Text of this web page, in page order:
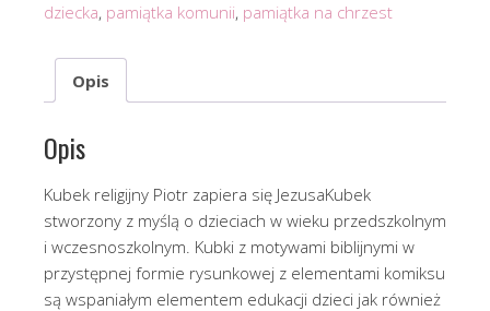
dziecka, pamiątka komunii, pamiątka na chrzest
Opis
Opis
Kubek religijny Piotr zapiera się JezusaKubek
stworzony z myślą o dzieciach w wieku przedszkolnym
i wczesnoszkolnym. Kubki z motywami biblijnymi w
przystępnej formie rysunkowej z elementami komiksu
są wspaniałym elementem edukacji dzieci jak również